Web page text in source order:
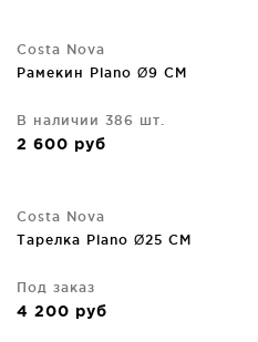
Costa Nova
Рамекин Plano Ø9 CM
В наличии 386 шт.
2 600 руб
Costa Nova
Тарелка Plano Ø25 CM
Под заказ
4 200 руб